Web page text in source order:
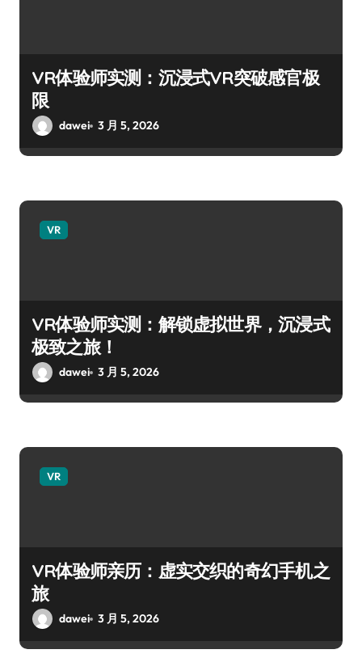
VR体验师实测：沉浸式VR突破感官极
限
dawei 3 月 5, 2026
VR
VR体验师实测：解锁虚拟世界，沉浸式
极致之旅！
dawei 3 月 5, 2026
VR
VR体验师亲历：虚实交织的奇幻手机之
旅
dawei 3 月 5, 2026